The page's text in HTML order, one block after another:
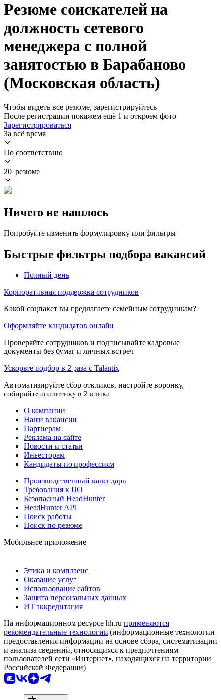
Резюме соискателей на
должность сетевого
менеджера с полной
занятостью в Барабаново
(Московская область)
Чтобы видеть все резюме, зарегистрируйтесь
После регистрации покажем ещё 1 и откроем фото
Зарегистрироваться
За всё время
По соответствию
20 резюме
Ничего не нашлось
Попробуйте изменить формулировку или фильтры
Быстрые фильтры подбора вакансий
Полный день
Корпоративная поддержка сотрудников
Какой соцпакет вы предлагаете семейным сотрудникам?
Оформляйте кандидатов онлайн
Проверяйте сотрудников и подписывайте кадровые
документы без бумаг и личных встреч
Ускорьте подбор в 2 раза с Talantix
Автоматизируйте сбор откликов, настройте воронку,
собирайте аналитику в 2 клика
О компании
Наши вакансии
Партнерам
Реклама на сайте
Новости и статьи
Инвесторам
Кандидаты по профессиям
Производственный календарь
Требования к ПО
Безопасный HeadHunter
HeadHunter API
Поиск работы
Поиск по резюме
Мобильное приложение
Этика и комплаенс
Оказание услуг
Использование сайтов
Защита персональных данных
ИТ аккредитация
На информационном ресурсе hh.ru применяются
рекомендательные технологии (информационные технологии
предоставления информации на основе сбора, систематизации
и анализа сведений, относящихся к предпочтениям
пользователей сети «Интернет», находящихся на территории
Российской Федерации)